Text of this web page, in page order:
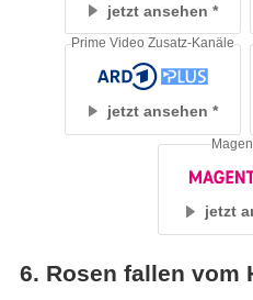
jetzt ansehen
jetzt ansehen
Prime Video Zusatz-Kanäle
jetzt
6. Rosen fallen vom